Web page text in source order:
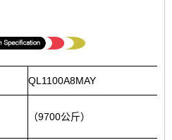
QL1100A8MAY
（9700公斤）